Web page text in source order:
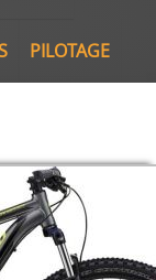
PILOTAGE